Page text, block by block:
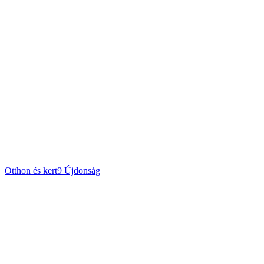
Otthon és kert9 Újdonság